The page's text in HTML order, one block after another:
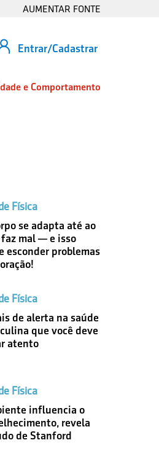
AUMENTAR FONTE
Entrar/Cadastrar
e Comportamento
Física
se adapta até ao
mal — e isso
esconder problemas
Física
de alerta na saúde
que você deve
atento
Física
influencia o
revela
de Stanford